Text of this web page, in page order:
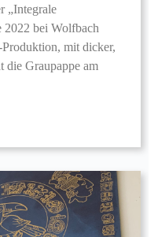
„Integrale
2022 bei Wolfbach
mit dicker,
die Graupappe am